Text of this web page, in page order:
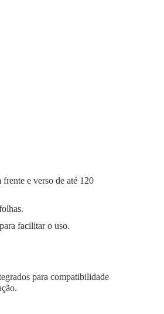
e verso de até 120
facilitar o uso.
para compatibilidade